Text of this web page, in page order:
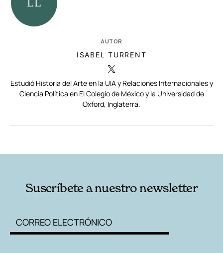
AUTOR
ISABEL TURRENT
Estudió Historia del Arte en la UIA y Relaciones Internacionales y
Ciencia Política en El Colegio de México y la Universidad de
Oxford, Inglaterra.
Suscríbete a nuestro newsletter